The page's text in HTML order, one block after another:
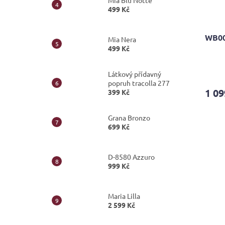
499 Kč
Mia Nera
499 Kč
Látkový přídavný
popruh tracolla 277
399 Kč
Grana Bronzo
699 Kč
D-8580 Azzuro
999 Kč
Maria Lilla
2 599 Kč
je
1